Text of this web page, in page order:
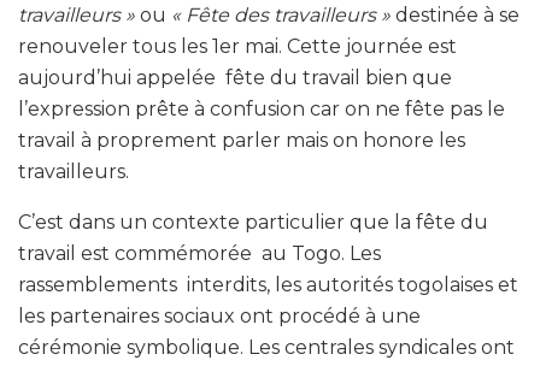
travailleurs » ou « Fête des travailleurs » destinée à se
renouveler tous les 1er mai. Cette journée est
aujourd’hui appelée fête du travail bien que
l’expression prête à confusion car on ne fête pas le
travail à proprement parler mais on honore les
travailleurs.
C’est dans un contexte particulier que la fête du
travail est commémorée au Togo. Les
rassemblements interdits, les autorités togolaises et
les partenaires sociaux ont procédé à une
cérémonie symbolique. Les centrales syndicales ont